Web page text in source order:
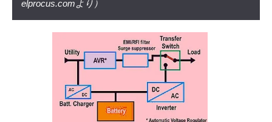
elprocus.comより）